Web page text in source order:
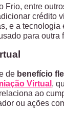
Frio, entre
crédito
e a
para outra
de benefício
Virtual ,
ao
ou ações